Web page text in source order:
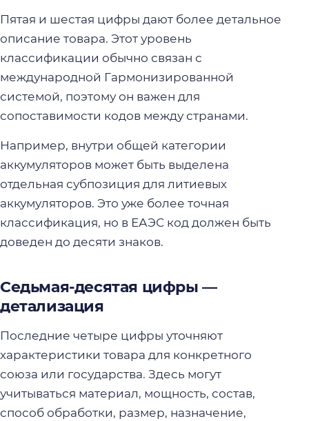
Пятая и шестая цифры дают более детальное
описание товара. Этот уровень
классификации обычно связан с
международной Гармонизированной
системой, поэтому он важен для
сопоставимости кодов между странами.
Например, внутри общей категории
аккумуляторов может быть выделена
отдельная субпозиция для литиевых
аккумуляторов. Это уже более точная
классификация, но в ЕАЭС код должен быть
доведен до десяти знаков.
Седьмая-десятая цифры —
детализация
Последние четыре цифры уточняют
характеристики товара для конкретного
союза или государства. Здесь могут
учитываться материал, мощность, состав,
способ обработки, размер, назначение,